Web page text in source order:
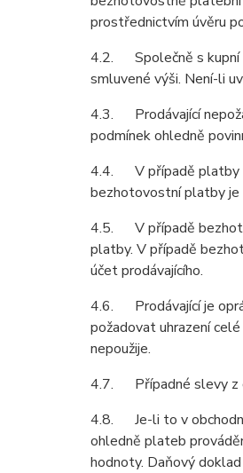
prostřednictvím úvěru
4.2. Společně s kupní
smluvené výši. Není-li
4.3. Prodávající
podmínek ohledně
4.4. V případě platby v
bezhotovostní platby je
4.5. V případě
platby. V případě
účet prodávajícího.
4.6. Prodávající je
požadovat uhrazení
nepoužije.
4.7. Případné slevy z
4.8. Je-li to v
ohledně plateb
hodnoty. Daňový